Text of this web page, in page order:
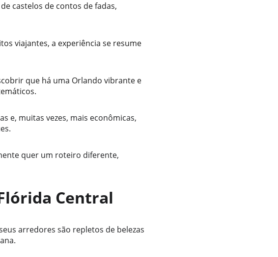
castelos de contos de fadas,
viajantes, a experiência se resume
que há uma Orlando vibrante e
e, muitas vezes, mais econômicas,
quer um roteiro diferente,
Central
arredores são repletos de belezas